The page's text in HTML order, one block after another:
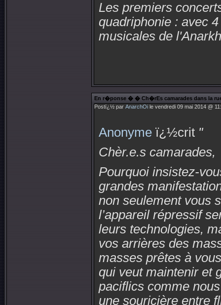
Les premiers
quadriphonie : avec
musicales de
En r�ponse � � Ch�rEs camarades dans la
Postï¿½ par AnarchOi le vendredi 09 mai 2014 @
Anonyme ï¿½crit "
Chèr.e.s camarades,
Pourquoi insistez-
grandes
non seulement vous
l’appareil répressif
leurs technologies,
vos arrières des
masses prêtes à
qui veut maintenir et
paciflics comme
une souricière entre